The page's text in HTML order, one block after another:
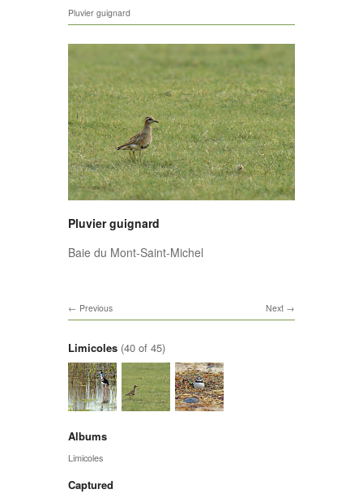
Pluvier guignard
Pluvier guignard
Baie du Mont-Saint-Michel
Next
Previous
Limicoles (40 of 45)
Albums
Limicoles
Captured